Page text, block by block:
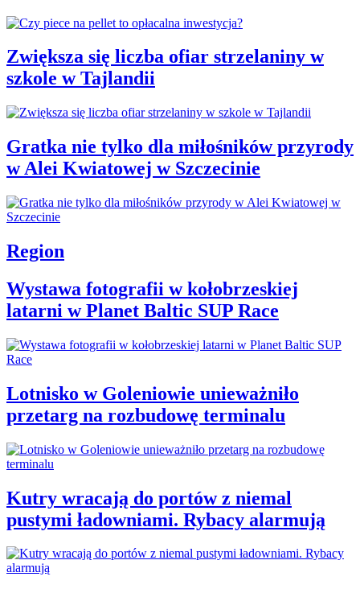
Zwiększa się liczba ofiar strzelaniny w
szkole w Tajlandii
Gratka nie tylko dla miłośników przyrody
w Alei Kwiatowej w Szczecinie
Region
Wystawa fotografii w kołobrzeskiej
latarni w Planet Baltic SUP Race
Lotnisko w Goleniowie unieważniło
przetarg na rozbudowę terminalu
Kutry wracają do portów z niemal
pustymi ładowniami. Rybacy alarmują